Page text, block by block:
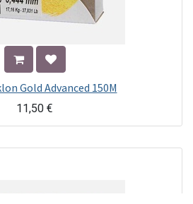
Gold Advanced 150M
11,50 €